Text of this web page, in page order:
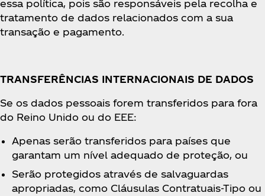
essa política, pois são responsáveis pela recolha e
tratamento de dados relacionados com a sua
transação e pagamento.
TRANSFERÊNCIAS INTERNACIONAIS DE DADOS
Se os dados pessoais forem transferidos para fora
do Reino Unido ou do EEE:
Apenas serão transferidos para países que
garantam um nível adequado de proteção, ou
Serão protegidos através de salvaguardas
apropriadas, como Cláusulas Contratuais-Tipo ou